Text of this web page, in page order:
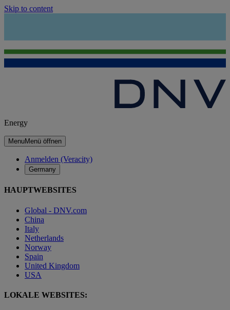
Skip to content
Energy
MenuMenü öffnen
Anmelden (Veracity)
Germany
HAUPTWEBSITES
Global - DNV.com
China
Italy
Netherlands
Norway
Spain
United Kingdom
USA
LOKALE WEBSITES: